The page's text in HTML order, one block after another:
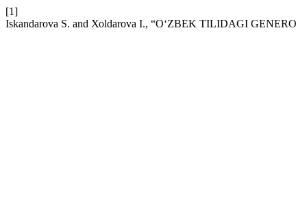
[1]
Iskаndаrоvа S. and Хоldаrоvа I., “O‘ZBЕK TILIDАGI